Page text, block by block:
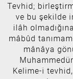
Tevhid;
ve bu şekilde
ilâh
mâbûd
mânâya
Kelime-i